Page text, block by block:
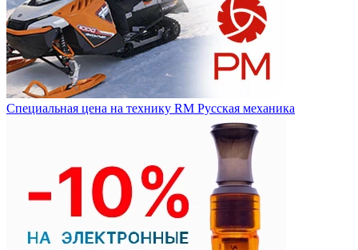
Специальная цена на технику RM Русская механика